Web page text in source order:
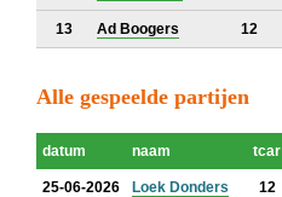
13 Ad Boogers 12
Alle gespeelde partijen
datum naam tcar
25-06-2026 Loek Donders 12